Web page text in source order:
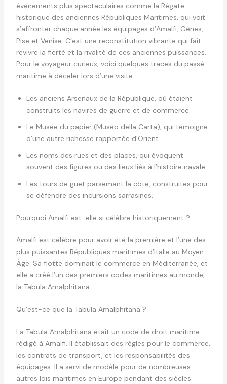
événements plus spectaculaires comme la Régate
historique des anciennes Républiques Maritimes, qui voit
s’affronter chaque année les équipages d’Amalfi, Gênes,
Pise et Venise. C’est une reconstitution vibrante qui fait
revivre la fierté et la rivalité de ces anciennes puissances.
Pour le voyageur curieux, voici quelques traces du passé
maritime à déceler lors d’une visite :
Les anciens Arsenaux de la République, où étaient
construits les navires de guerre et de commerce.
Le Musée du papier (Museo della Carta), qui témoigne
d’une autre richesse rapportée d’Orient.
Les noms des rues et des places, qui évoquent
souvent des figures ou des lieux liés à l’histoire navale.
Les tours de guet parsemant la côte, construites pour
se défendre des incursions sarrasines.
Pourquoi Amalfi est-elle si célèbre historiquement ?
Amalfi est célèbre pour avoir été la première et l’une des
plus puissantes Républiques maritimes d’Italie au Moyen
Âge. Sa flotte dominait le commerce en Méditerranée, et
elle a créé l’un des premiers codes maritimes au monde,
la Tabula Amalphitana.
Qu’est-ce que la Tabula Amalphitana ?
La Tabula Amalphitana était un code de droit maritime
rédigé à Amalfi. Il établissait des règles pour le commerce,
les contrats de transport, et les responsabilités des
équipages. Il a servi de modèle pour de nombreuses
autres lois maritimes en Europe pendant des siècles.